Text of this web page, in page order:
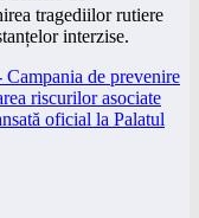
tragediilor rutiere
interzise.